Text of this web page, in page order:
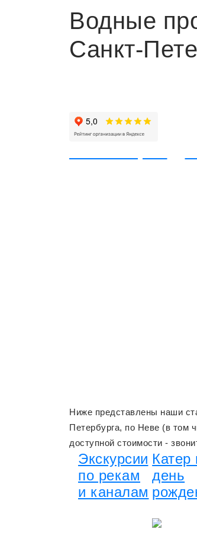
Водные
Санкт-
Ниже представлены наши
Петербурга, по Неве (в том
доступной стоимости -
Экскурсии
по рекам
и каналам
Катер
день